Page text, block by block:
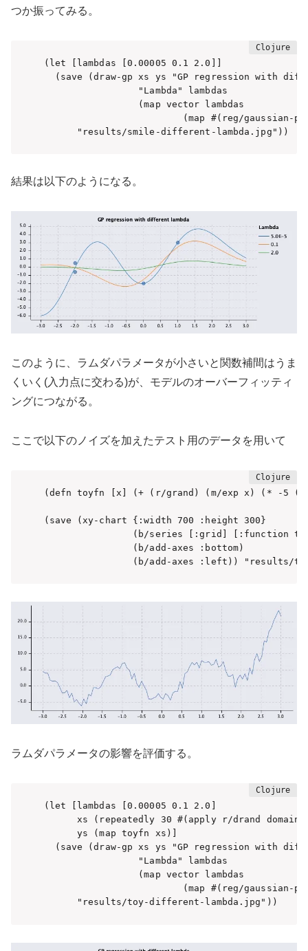
つか振ってみる。
(let [lambdas [0.00005 0.1 2.0]]
(save (draw-gp xs ys "GP regression with
                 "Lambda" lambdas
                 (map vector lambdas
(map #(reg/gaussian-
      "results/smile-different-lambda.jpg"))
結果は以下のようになる。
このように、ラムダパラメータが小さいと関数補間はうま
くいく(入力点に交わる)が、モデルのオーバーフィッティ
ングにつながる。
ここで以下のノイズを加えたテスト用のデータを用いて
(defn toyfn [x] (+ (r/grand) (m/exp x) (* -5
(save (xy-chart {:width 700 :height 300}
(b/series [:grid] [:function
                (b/add-axes :bottom)
(b/add-axes :left)) "results/
ラムダパラメータの影響を評価する。
(let [lambdas [0.00005 0.1 2.0]
xs (repeatedly 30 #(apply r/drand
      ys (map toyfn xs)]
(save (draw-gp xs ys "GP regression with
                 "Lambda" lambdas
                 (map vector lambdas
(map #(reg/gaussian-
      "results/toy-different-lambda.jpg"))